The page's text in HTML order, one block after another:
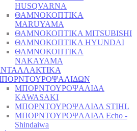
HUSQVARNA
ΘΑΜΝΟΚΟΠΤΙΚΑ
MARUYAMA
ΘΑΜΝΟΚΟΠΤΙΚΑ MITSUBISHI
ΘΑΜΝΟΚΟΠΤΙΚΑ HYUNDAI
ΘΑΜΝΟΚΟΠΤΙΚΑ
NAKAYAMA
ΜΠΟΡΝΤΟΥΡΟΨΑΛΙΔΑ
KAWASAKI
ΜΠΟΡΝΤΟΥΡΟΨΑΛΙΔΑ STIHL
ΜΠΟΡΝΤΟΥΡΟΨΑΛΙΔΑ Echo -
Shindaiwa